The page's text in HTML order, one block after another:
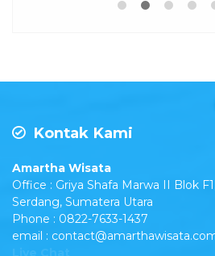
Kontak Kami
Amartha Wisata
Office : Griya Shafa Marwa II Blok
Serdang, Sumatera Utara
Phone : 0822-7633-1437
email :